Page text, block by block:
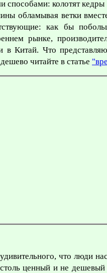
способами: колотят
обламывая ветки
как бы
рынке,
в Китай. Что
читайте в статье
что люди
ценный и не